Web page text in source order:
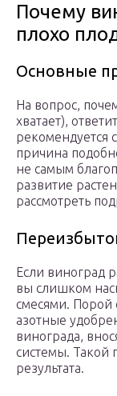
Почему
плохо
Основные
На вопрос,
хватает),
рекомендуется
причина
не самым
развитие
рассмотреть
Если виноград
вы слишком
смесями. Порой
азотные
винограда,
системы. Такой
результата.